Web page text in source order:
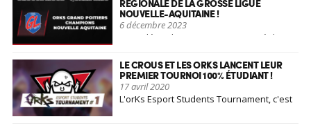
RÉGIONALE DE LA GROSSE LIGUE
NOUVELLE-AQUITAINE !
6 décembre 2023
Le 05 décembre 2023 restera gravé dans
LE CROUS ET LES ORKS LANCENT LEUR
PREMIER TOURNOI 100% ÉTUDIANT !
17 avril 2020
L'orKs Esport Students Tournament, c'est